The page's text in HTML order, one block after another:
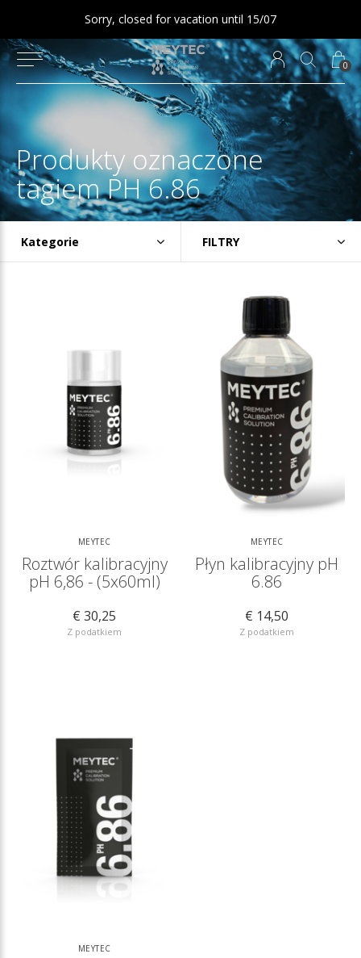
0
Sorry, closed for vacation until 15/07
Produkty oznaczone
tagiem PH 6.86
Kategorie FILTRY
MEYTEC
Roztwór kalibracyjny
pH 6,86 - (5x60ml)
€ 30,25
Z podatkiem
MEYTEC
Płyn kalibracyjny pH
6.86
€ 14,50
Z podatkiem
MEYTEC